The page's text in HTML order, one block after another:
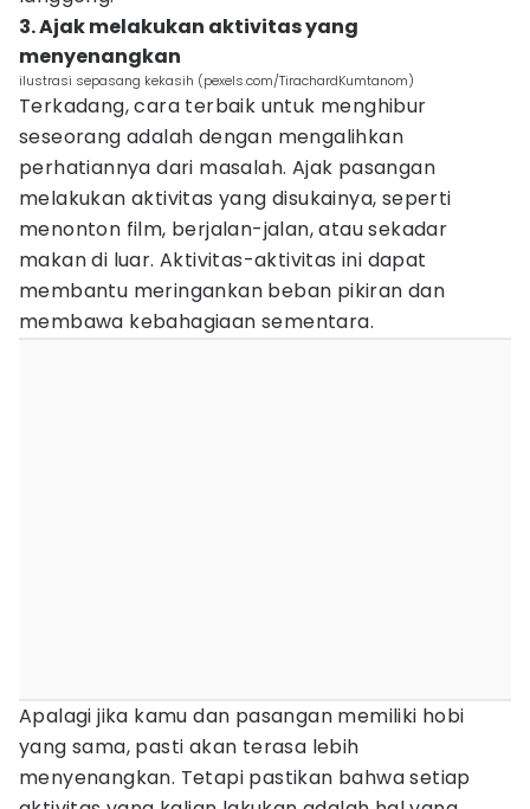
3. Ajak melakukan aktivitas yang
menyenangkan
ilustrasi sepasang kekasih (pexels.com/TirachardKumtanom)
Terkadang, cara terbaik untuk menghibur
seseorang adalah dengan mengalihkan
perhatiannya dari masalah. Ajak pasangan
melakukan aktivitas yang disukainya, seperti
menonton film, berjalan-jalan, atau sekadar
makan di luar. Aktivitas-aktivitas ini dapat
membantu meringankan beban pikiran dan
membawa kebahagiaan sementara.
Apalagi jika kamu dan pasangan memiliki hobi
yang sama, pasti akan terasa lebih
menyenangkan. Tetapi pastikan bahwa setiap